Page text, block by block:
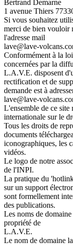
Bertrand Demarne
1 avenue Thiers
Si vous souhaitez
merci de bien vouloir
l'adresse mail
lave@lave-
Conformément à la
concernées par la
L.A.V.E. disposent
rectification et de
demande est à
lave@lave-
L'ensemble de ce site
internationale sur le
Tous les droits de
documents
iconographiques, les
vidéos.
Le logo de notre
de l'INPI.
La pratique du
sur un support
sont formellement
des publications.
Les noms de
propriété de
L.A.V.E.
Le nom de domaine